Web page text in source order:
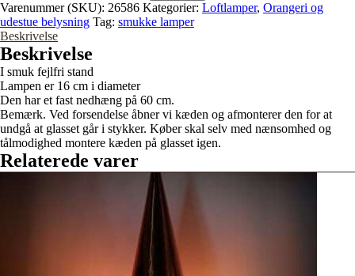
Varenummer (SKU): 26586 Kategorier: Loftlamper, Orangeri og
udestue belysning Tag: smukke lamper
Beskrivelse
Beskrivelse
I smuk fejlfri stand
Lampen er 16 cm i diameter
Den har et fast nedhæng på 60 cm.
Bemærk. Ved forsendelse åbner vi kæden og afmonterer den for at
undgå at glasset går i stykker. Køber skal selv med nænsomhed og
tålmodighed montere kæden på glasset igen.
Relaterede varer